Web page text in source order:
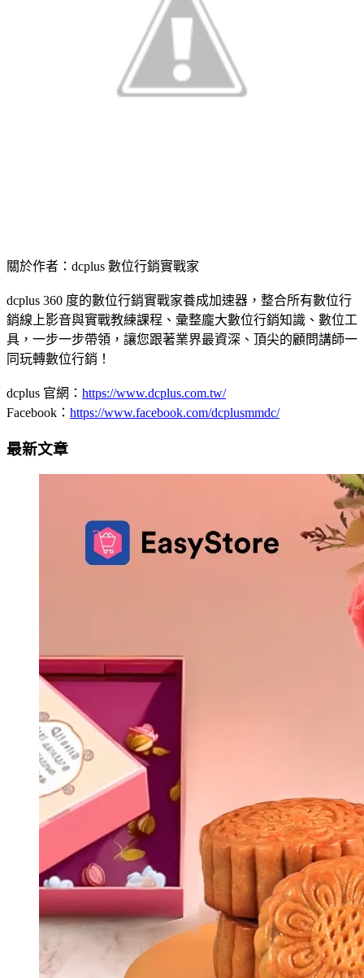
關於作者：dcplus 數位行銷實戰家
dcplus 360 度的數位行銷實戰家養成加速器，整合所有數位行
銷線上影音與實戰教練課程、彙整龐大數位行銷知識、數位工
具，一步一步帶領，讓您跟著業界最資深、頂尖的顧問講師一
同玩轉數位行銷！
dcplus 官網： https://www.dcplus.com.tw/
Facebook： https://www.facebook.com/dcplusmmdc/
最新文章